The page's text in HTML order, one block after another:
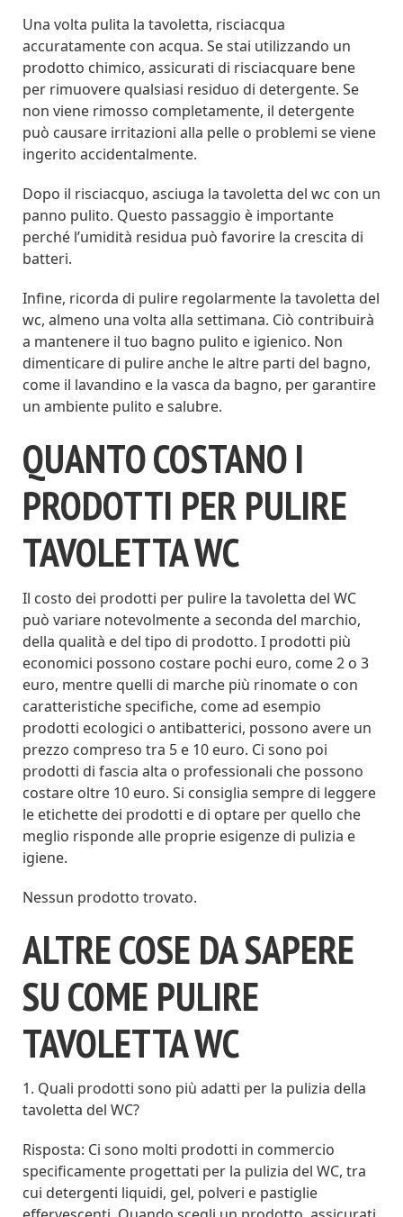
Una volta pulita la tavoletta, risciacqua
accuratamente con acqua. Se stai utilizzando un
prodotto chimico, assicurati di risciacquare bene
per rimuovere qualsiasi residuo di detergente. Se
non viene rimosso completamente, il detergente
può causare irritazioni alla pelle o problemi se viene
ingerito accidentalmente.
Dopo il risciacquo, asciuga la tavoletta del wc con un
panno pulito. Questo passaggio è importante
perché l’umidità residua può favorire la crescita di
batteri.
Infine, ricorda di pulire regolarmente la tavoletta del
wc, almeno una volta alla settimana. Ciò contribuirà
a mantenere il tuo bagno pulito e igienico. Non
dimenticare di pulire anche le altre parti del bagno,
come il lavandino e la vasca da bagno, per garantire
un ambiente pulito e salubre.
QUANTO COSTANO I
PRODOTTI PER PULIRE
TAVOLETTA WC
Il costo dei prodotti per pulire la tavoletta del WC
può variare notevolmente a seconda del marchio,
della qualità e del tipo di prodotto. I prodotti più
economici possono costare pochi euro, come 2 o 3
euro, mentre quelli di marche più rinomate o con
caratteristiche specifiche, come ad esempio
prodotti ecologici o antibatterici, possono avere un
prezzo compreso tra 5 e 10 euro. Ci sono poi
prodotti di fascia alta o professionali che possono
costare oltre 10 euro. Si consiglia sempre di leggere
le etichette dei prodotti e di optare per quello che
meglio risponde alle proprie esigenze di pulizia e
igiene.
Nessun prodotto trovato.
ALTRE COSE DA SAPERE
SU COME PULIRE
TAVOLETTA WC
1. Quali prodotti sono più adatti per la pulizia della
tavoletta del WC?
Risposta: Ci sono molti prodotti in commercio
specificamente progettati per la pulizia del WC, tra
cui detergenti liquidi, gel, polveri e pastiglie